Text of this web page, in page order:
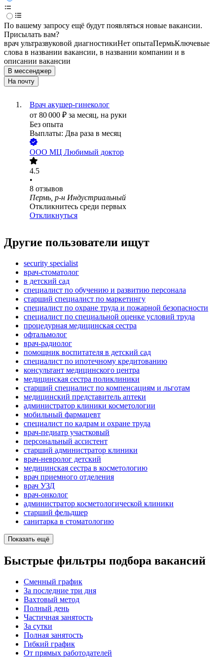
По вашему запросу ещё будут появляться новые вакансии.
Присылать вам?
врач ультразвуковой диагностикиНет опытаПермьКлючевые
слова в названии вакансии, в названии компании и в
описании вакансии
В мессенджер
На почту
Врач акушер-гинеколог
от 80 000 ₽ за месяц, на руки
Без опыта
Выплаты: Два раза в месяц
ООО МЦ Любимый доктор
4.5
•
8 отзывов
Пермь, р-н Индустриальный
Откликнитесь среди первых
Откликнуться
Другие пользователи ищут
security specialist
врач-стоматолог
в детский сад
специалист по обучению и развитию персонала
старший специалист по маркетингу
специалист по охране труда и пожарной безопасности
специалист по специальной оценке условий труда
процедурная медицинская сестра
офтальмолог
врач-радиолог
помощник воспитателя в детский сад
специалист по ипотечному кредитованию
консультант медицинского центра
медицинская сестра поликлиники
старший специалист по компенсациям и льготам
медицинский представитель аптеки
администратор клиники косметологии
мобильный фармацевт
специалист по кадрам и охране труда
врач-педиатр участковый
персональный ассистент
старший администратор клиники
врач-невролог детский
медицинская сестра в косметологию
врач приемного отделения
врач УЗД
врач-онколог
администратор косметологической клиники
старший фельдшер
санитарка в стоматологию
Показать ещё
Быстрые фильтры подбора вакансий
Сменный график
За последние три дня
Вахтовый метод
Полный день
Частичная занятость
За сутки
Полная занятость
Гибкий график
От прямых работодателей